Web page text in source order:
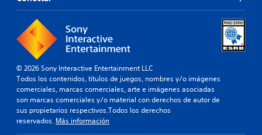
© 2026 Sony Interactive Entertainment LLC
Todos los contenidos, títulos de juegos, nombres y/o imágenes
comerciales, marcas comerciales, arte e imágenes asociadas
son marcas comerciales y/o material con derechos de autor de
sus propietarios respectivos.Todos los derechos
reservados. Más información